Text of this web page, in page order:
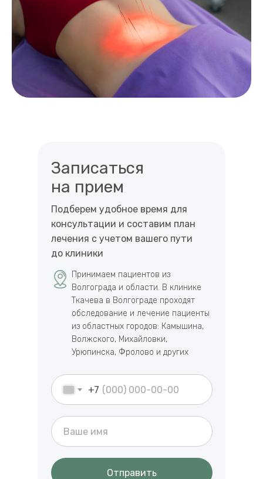
+7
Записаться
на прием
Принимаем пациентов из
Волгограда и области. В клинике
Ткачева в Волгограде проходят
обследование и лечение пациенты
из областных городов: Камышина,
Подберем удобное время для
консультации и составим план
лечения с учетом вашего пути
до клиники